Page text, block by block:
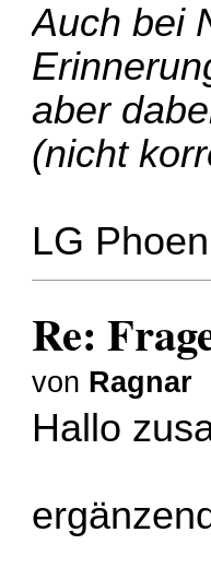
Auch bei
aber
(nicht
LG
Re:
von Ragnar
Hallo